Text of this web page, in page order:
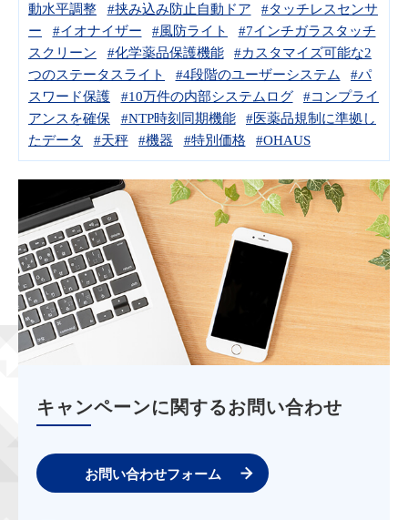
動水平調整
#挟み込み防止自動ドア
#タッチレスセンサ
ー
#イオナイザー #風防ライト
#7インチガラスタッチ
スクリーン
#化学薬品保護機能
#カスタマイズ可能な2
つのステータスライト
#4段階のユーザーシステム
#パ
スワード保護
#10万件の内部システムログ
#コンプライ
アンスを確保
#NTP時刻同期機能
#医薬品規制に準拠し
たデータ
#天秤 #機器 #特別価格 #OHAUS
キャンペーンに関するお問い合わせ
お問い合わせフォーム